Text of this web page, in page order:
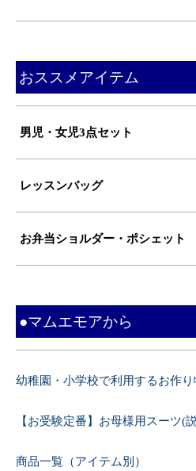
おススメアイテム
男児・女児3点セット
レッスンバッグ
お弁当ショルダー・ポシェット
●マムエモアから
幼稚園・小学校で利用するお作
【お受験定番】お母様用スーツ(
商品一覧（アイテム別）